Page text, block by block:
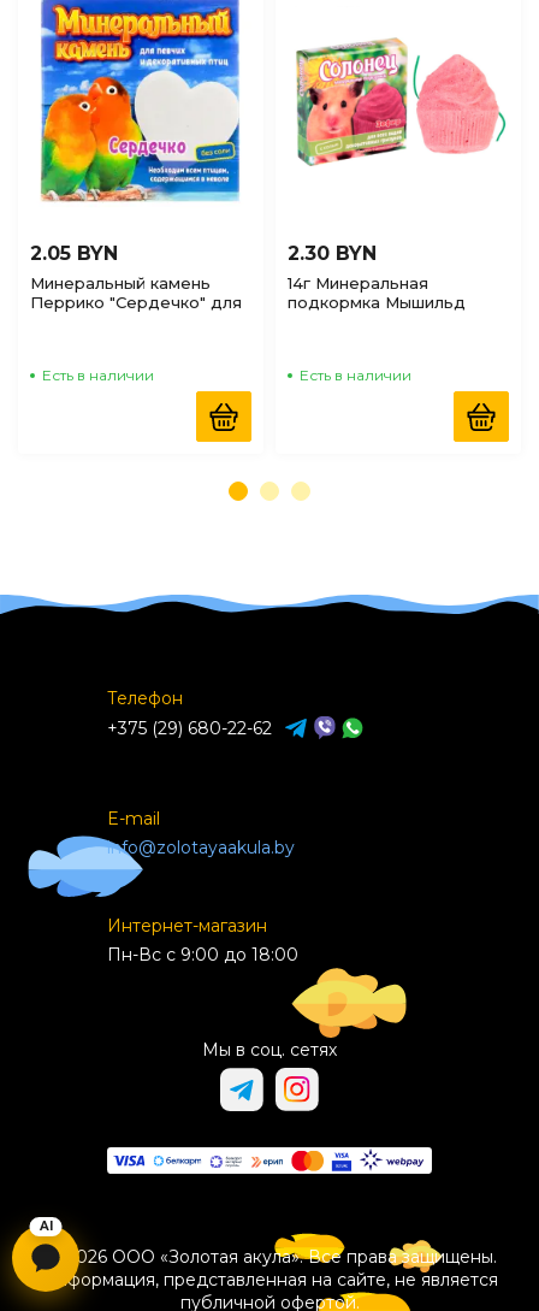
2.05 BYN
Минеральный камень
Перрико "Сердечко" для
Есть в наличии
2.30 BYN
14г Минеральная
подкормка Мышильд
Есть в наличии
Телефон
+375 (29) 680-22-62
E-mail
info@zolotayaakula.by
Интернет-магазин
Пн-Вс с 9:00 до 18:00
Мы в соц. сетях
© 2026 ООО «Золотая акула». Все права защищены.
Информация, представленная на сайте, не является
публичной офертой.